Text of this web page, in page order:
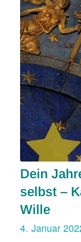
Dein
selbst –
Wille
4. Januar